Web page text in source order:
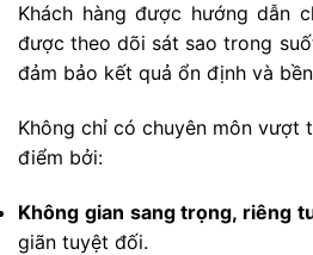
Khách hàng được hướng dẫn
được theo dõi sát sao trong
đảm bảo kết quả ổn định và
Không chỉ có chuyên môn vượt
điểm bởi:
Không gian sang trọng, riêng
giãn tuyệt đối.